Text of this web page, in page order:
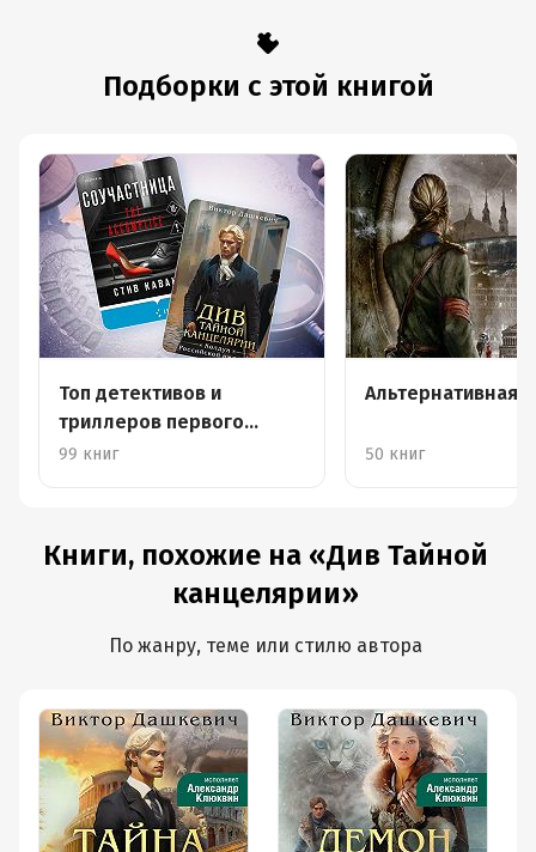
Подборки с этой книгой
Топ детективов и
триллеров первого
полугодия – 2026
99 книг
Альтернативная
50 книг
Книги, похожие на «Див Тайной
канцелярии»
По жанру, теме или стилю автора